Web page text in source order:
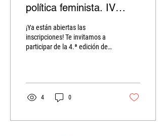
política feminista. IV
edición del curso virtual
¡Ya están abiertas las
inscripciones! Te invitamos a
participar de la 4.ª edición de
y organizaciones sociales de
América Latina. A lo largo de
seis semanas compartiremos
4 0